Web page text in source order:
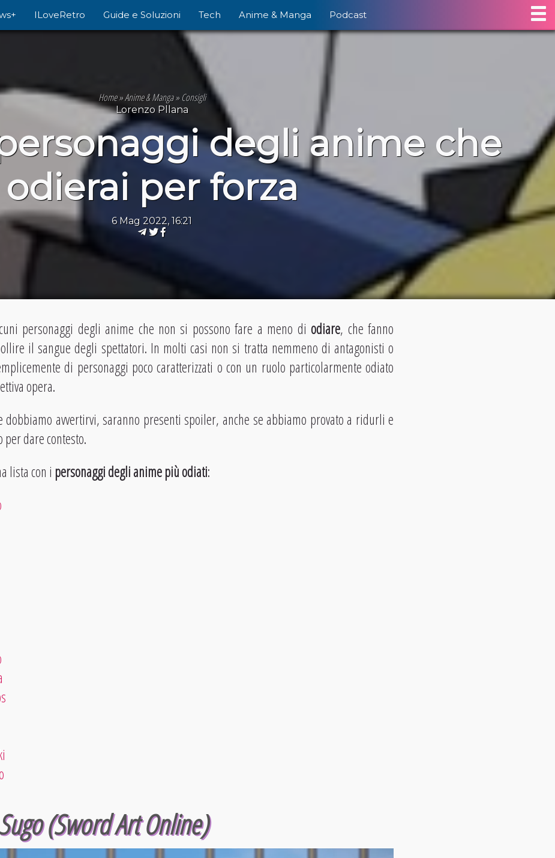
ILoveRetro Guide e Soluzioni Tech Anime & Manga Podcast
Home»Anime & Manga» Consigli
Lorenzo Pllana
personaggi degli anime che
odierai per forza
6 Mag 2022, 16:21
personaggi degli anime che non si possono fare a meno diodiare, che fanno
il sangue degli spettatori. In molti casi non si tratta nemmeno di antagonisti o
di personaggi poco caratterizzati o con un ruolo particolarmente odiato
opera.
dobbiamo avvertirvi, saranno presenti spoiler, anche se abbiamo provato a ridurli e
per dare contesto.
lista con i personaggi degli anime più odiati:
(Sword Art Online)